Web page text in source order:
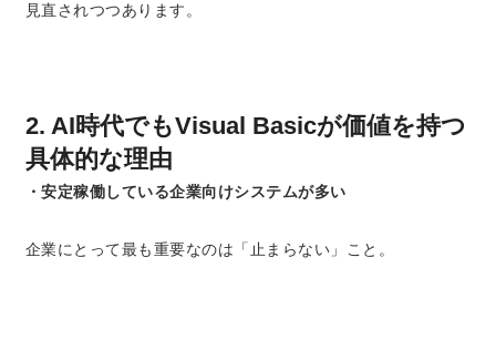
見直されつつあります。
2. AI時代でもVisual Basicが価値を持つ
具体的な理由
・安定稼働している企業向けシステムが多い
企業にとって最も重要なのは「止まらない」こと。